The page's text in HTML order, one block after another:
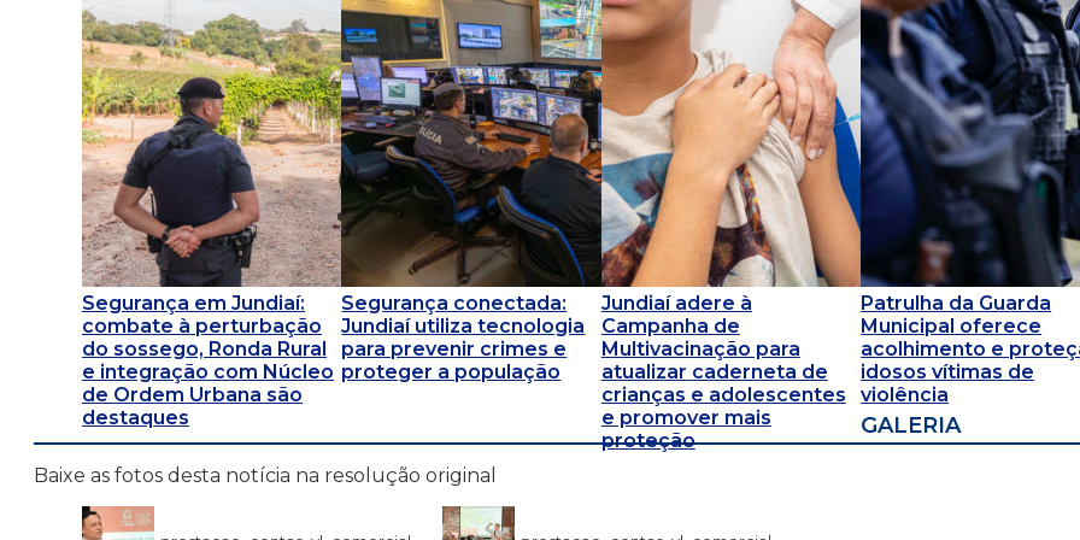
Segurança em Jundiaí:
combate à perturbação
do sossego, Ronda Rural
e integração com Núcleo
de Ordem Urbana são
destaques
Segurança conectada:
Jundiaí utiliza tecnologia
para prevenir crimes e
proteger a população
Jundiaí adere à
Campanha de
Multivacinação para
atualizar caderneta de
crianças e adolescentes
e promover mais
proteção
Patrulha da Guarda
Municipal oferece
acolhimento e
idosos vítimas de
violência
GALERIA
Baixe as fotos desta notícia na resolução original